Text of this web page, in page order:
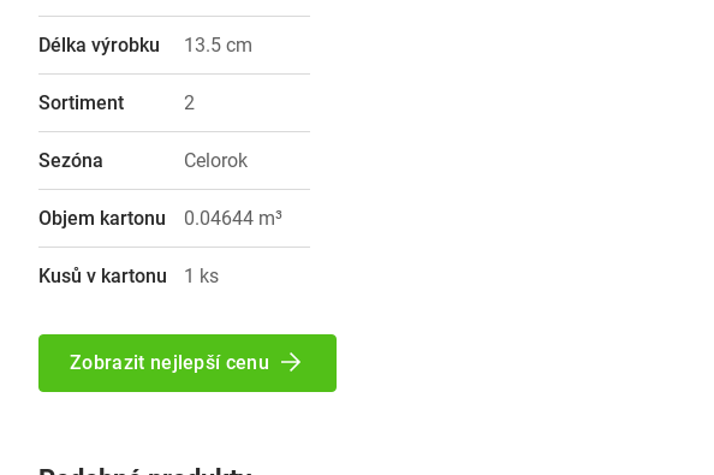
Délka výrobku 13.5 cm
Sortiment 2
Sezóna Celorok
Objem kartonu 0.04644 m³
Kusů v kartonu 1 ks
Zobrazit nejlepší cenu